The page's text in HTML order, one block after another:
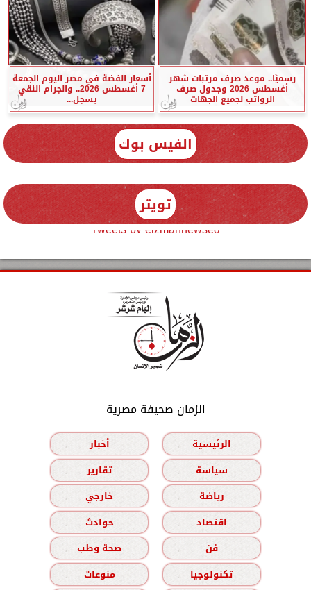
رسميًا.. موعد صرف مرتبات شهر
أغسطس 2026 وجدول صرف
الرواتب لجميع الجهات
أسعار الفضة في مصر اليوم الجمعة
7 أغسطس 2026.. والجرام النقي
يسجل...
الفيس بوك
تويتر
Tweets by elzmannewseg
الزمان صحيفة مصرية
الرئيسية
أخبار
سياسة
تقارير
رياضة
خارجي
اقتصاد
حوادث
فن
صحة وطب
تكنولوجيا
منوعات